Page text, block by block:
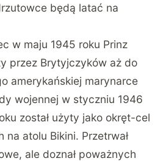
będą latać na
w maju 1945 roku Prinz
przez Brytyjczyków aż do
amerykańskiej marynarce
wojennej w styczniu 1946
został użyty jako okręt-cel
atolu Bikini. Przetrwał
ale doznał poważnych